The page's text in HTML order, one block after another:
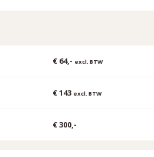
€ 64,- excl. BTW
€ 143 excl. BTW
€ 300,-